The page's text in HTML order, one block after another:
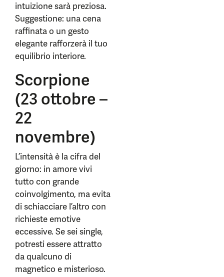
intuizione sarà preziosa.
Suggestione: una cena
raffinata o un gesto
elegante rafforzerà il tuo
equilibrio interiore.
Scorpione
(23 ottobre –
22
novembre)
L’intensità è la cifra del
giorno: in amore vivi
tutto con grande
coinvolgimento, ma evita
di schiacciare l’altro con
richieste emotive
eccessive. Se sei single,
potresti essere attratto
da qualcuno di
magnetico e misterioso.